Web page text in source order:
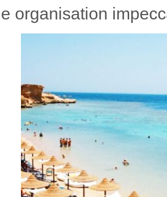
organisation